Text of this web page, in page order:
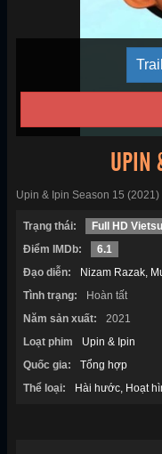
UPIN
Upin & Ipin Season 15 (2021)
Trạng thái:
Full HD
Điểm IMDb:
6.1
Đạo diễn:
Nizam Razak
Tình trạng:
Hoàn tất
Năm sản xuất:
2021
Loạt phim
Upin & Ipin
Quốc gia:
Tổng hợp
Thể loại:
Hài hước Hoạt